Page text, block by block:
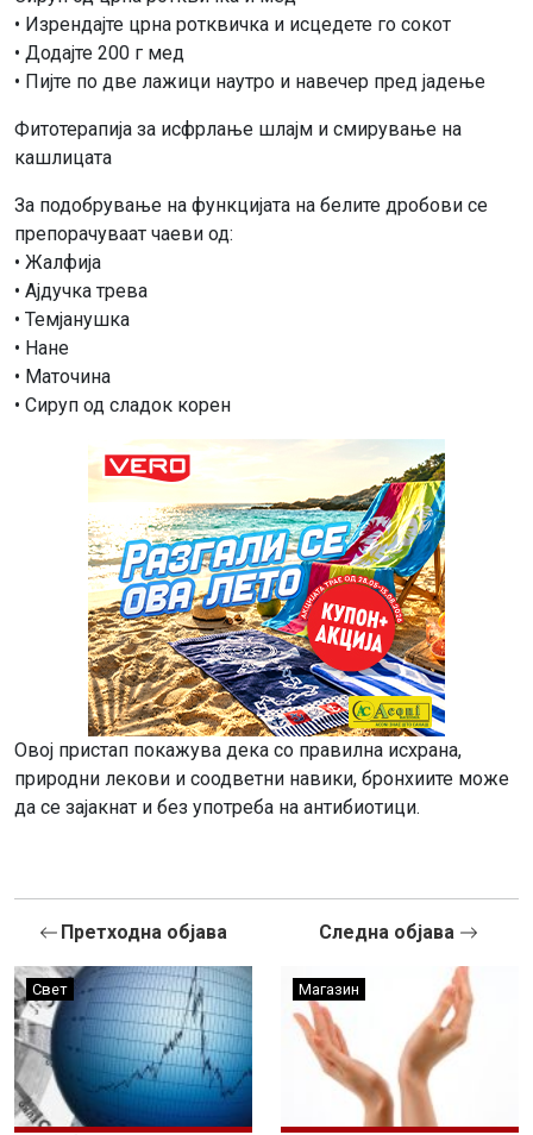
• Изрендајте црна ротквичка и исцедете го сокот
• Додајте 200 г мед
• Пијте по две лажици наутро и навечер пред јадење
Фитотерапија за исфрлање шлајм и смирување на
кашлицата
За подобрување на функцијата на белите дробови се
препорачуваат чаеви од:
• Жалфија
• Ајдучка трева
• Темјанушка
• Нане
• Маточина
• Сируп од сладок корен
Овој пристап покажува дека со правилна исхрана,
природни лекови и соодветни навики, бронхиите може
да се зајакнат и без употреба на антибиотици.
Претходна објава
Свет
Следна објава
Магазин